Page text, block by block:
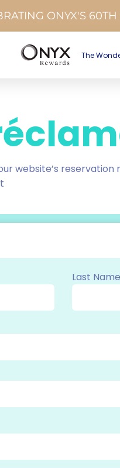
ONYX'S
The
website’s reservation
Last Name